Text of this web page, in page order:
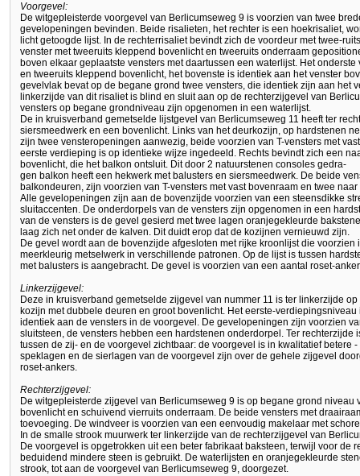
Voorgevel:
De witgepleisterde voorgevel van Berlicumseweg 9 is voorzien van twee
gevelopeningen bevinden. Beide risalieten, het rechter is een hoekrisaliet,
licht getoogde lijst. In de rechterrisaliet bevindt zich de voordeur met twee-
venster met tweeruits kleppend bovenlicht en tweeruits onderraam
boven elkaar geplaatste vensters met daartussen een waterlijst. Het
en tweeruits kleppend bovenlicht, het bovenste is identiek aan het venster
gevelvlak bevat op de begane grond twee vensters, die identiek zijn aan het
linkerzijde van dit risaliet is blind en sluit aan op de rechterzijgevel van
vensters op begane grondniveau zijn opgenomen in een waterlijst.
De in kruisverband gemetselde lijstgevel van Berlicumseweg 11 heeft ter
siersmeedwerk en een bovenlicht. Links van het deurkozijn, op hardstenen
zijn twee vensteropeningen aanwezig, beide voorzien van T-vensters met
eerste verdieping is op identieke wijze ingedeeld. Rechts bevindt zich een
bovenlicht, die het balkon ontsluit. Dit door 2 natuurstenen consoles gedra-
gen balkon heeft een hekwerk met balusters en siersmeedwerk. De beide
balkondeuren, zijn voorzien van T-vensters met vast bovenraam en twee
Alle gevelopeningen zijn aan de bovenzijde voorzien van een steensdikke
sluitaccenten. De onderdorpels van de vensters zijn opgenomen in een
van de vensters is de gevel gesierd met twee lagen oranjegekleurde
laag zich net onder de kalven. Dit duidt erop dat de kozijnen vernieuwd zijn.
De gevel wordt aan de bovenzijde afgesloten met rijke kroonlijst die
meerkleurig metselwerk in verschillende patronen. Op de lijst is tussen
met balusters is aangebracht. De gevel is voorzien van een aantal roset-
Linkerzijgevel:
Deze in kruisverband gemetselde zijgevel van nummer 11 is ter linkerzijde
kozijn met dubbele deuren en groot bovenlicht. Het eerste-
identiek aan de vensters in de voorgevel. De gevelopeningen zijn voorzien
sluitsteen, de vensters hebben een hardstenen onderdorpel. Ter
tussen de zij- en de voorgevel zichtbaar: de voorgevel is in kwalitatief betere
speklagen en de sierlagen van de voorgevel zijn over de gehele zijgevel
roset-ankers.
Rechterzijgevel:
De witgepleisterde zijgevel van Berlicumseweg 9 is op begane grond niveau
bovenlicht en schuivend vierruits onderraam. De beide vensters met
toevoeging. De windveer is voorzien van een eenvoudig makelaar met
In de smalle strook muurwerk ter linkerzijde van de rechterzijgevel van
De voorgevel is opgetrokken uit een beter fabrikaat baksteen, terwijl voor de
beduidend mindere steen is gebruikt. De waterlijsten en oranjegekleurde
strook, tot aan de voorgevel van Berlicumseweg 9, doorgezet.